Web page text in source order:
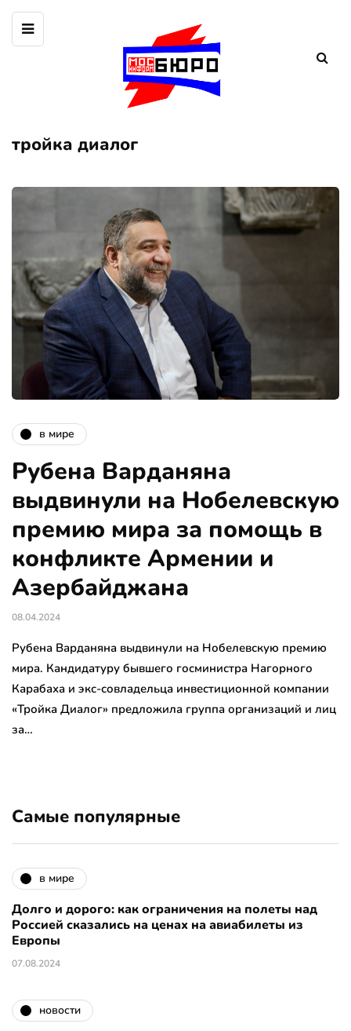
тройка диалог
в мире
Рубена Варданяна
выдвинули на Нобелевскую
премию мира за помощь в
конфликте Армении и
Азербайджана
08.04.2024
Рубена Варданяна выдвинули на Нобелевскую премию
мира. Кандидатуру бывшего госминистра Нагорного
Карабаха и экс-совладельца инвестиционной компании
«Тройка Диалог» предложила группа организаций и лиц
за…
Самые популярные
в мире
Долго и дорого: как ограничения на полеты над
Россией сказались на ценах на авиабилеты из
Европы
07.08.2024
новости